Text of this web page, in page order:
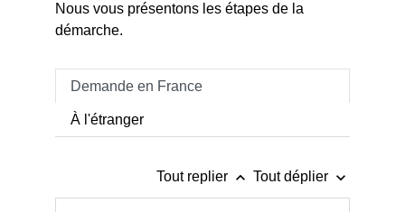
Nous vous présentons les étapes de la
démarche.
Demande en France
À l'étranger
Tout replier keyboard_arrow_up Tout déplier keyboard_arrow_down